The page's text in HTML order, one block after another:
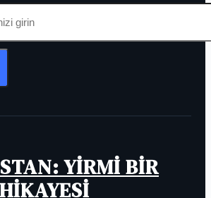
YİRMİ BİR